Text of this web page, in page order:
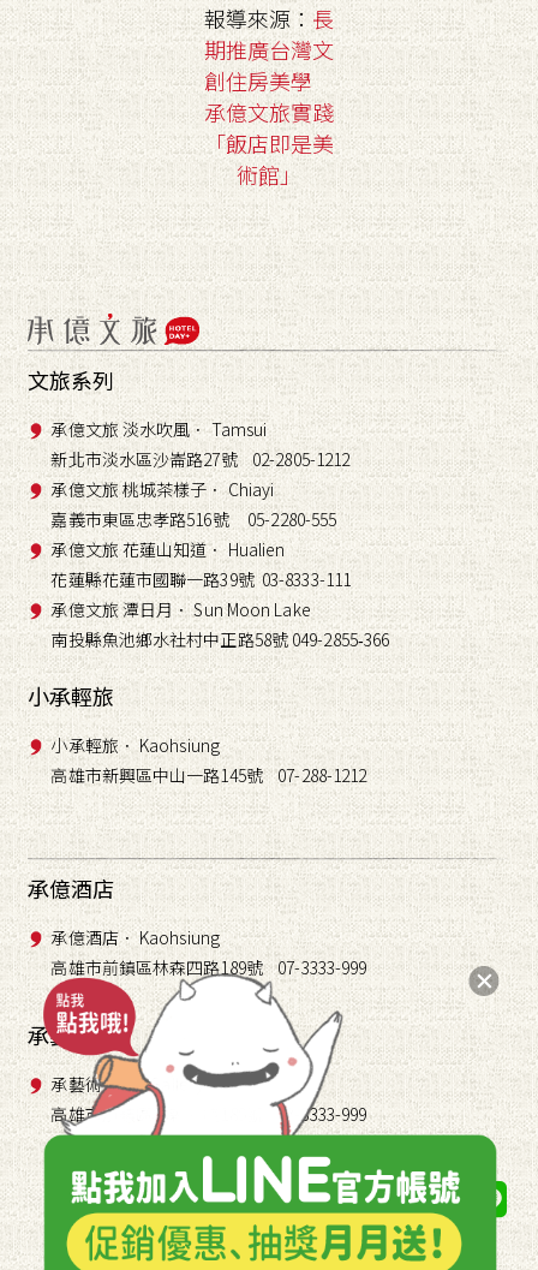
報導來源：長
期推廣台灣文
創住房美學
承億文旅實踐
「飯店即是美
術館」
文旅系列
承億文旅 淡水吹風． Tamsui
新北市淡水區沙崙路27號 02-2805-1212
承億文旅 桃城茶樣子． Chiayi
嘉義市東區忠孝路516號 05-2280-555
承億文旅 花蓮山知道． Hualien
花蓮縣花蓮市國聯一路39號 03-8333-111
承億文旅 潭日月． Sun Moon Lake
南投縣魚池鄉水社村中正路58號 049-2855-366
小承輕旅
小承輕旅． Kaohsiung
高雄市新興區中山一路145號 07-288-1212
承億酒店
承億酒店． Kaohsiung
高雄市前鎮區林森四路189號 07-3333-999
承藝術
承藝術． TAI Gallery
高雄市前鎮區林森四路189號 07-3333-999
關注我們